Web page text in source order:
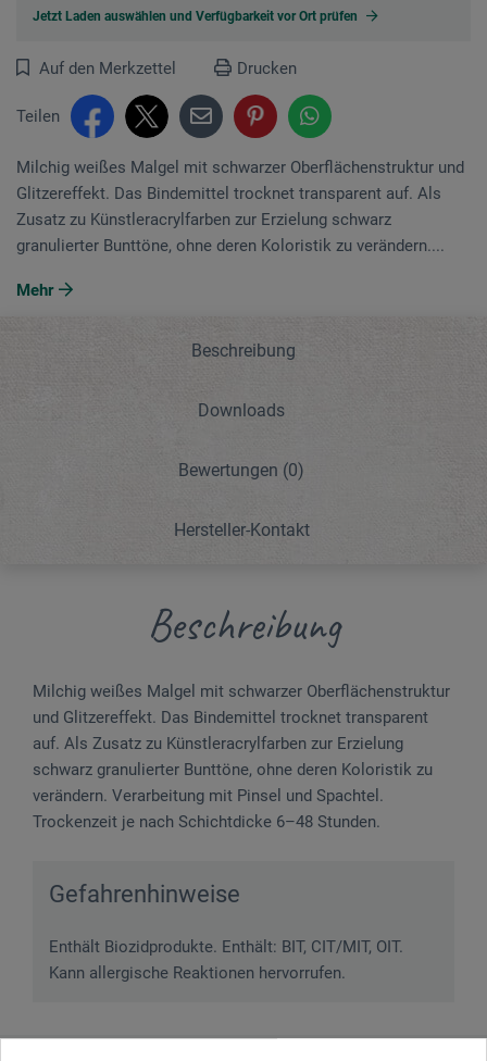
Jetzt Laden auswählen und Verfügbarkeit vor Ort prüfen
Auf den Merkzettel Drucken
Teilen
Milchig weißes Malgel mit schwarzer Oberflächenstruktur und
Glitzereffekt. Das Bindemittel trocknet transparent auf. Als
Zusatz zu Künstler­acrylfarben zur Erzielung schwarz
granulierter Bunttöne, ohne deren Koloristik zu verändern....
Mehr
Beschreibung
Downloads
Bewertungen (0)
Hersteller-Kontakt
Beschreibung
Milchig weißes Malgel mit schwarzer Oberflächenstruktur
und Glitzereffekt. Das Bindemittel trocknet transparent
auf. Als Zusatz zu Künstler­acrylfarben zur Erzielung
schwarz granulierter Bunttöne, ohne deren Koloristik zu
verändern. Verarbeitung mit Pinsel und Spachtel.
Trockenzeit je nach Schichtdicke 6–48 Stunden.
Gefahrenhinweise
Enthält Biozidprodukte. Enthält: BIT, CIT/MIT, OIT.
Kann allergische Reaktionen hervorrufen.